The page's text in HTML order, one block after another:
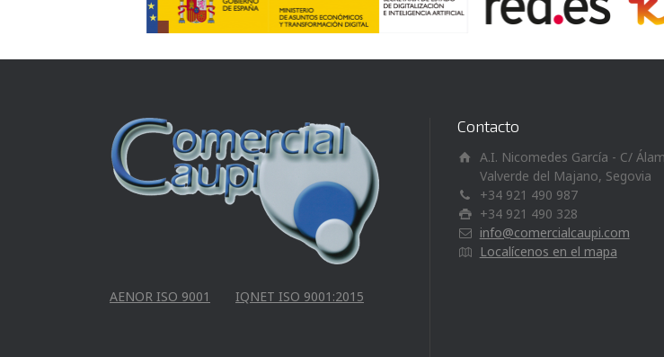
AENOR ISO 9001 IQNET ISO 9001:2015
Contacto
A.I. Nicomedes García - C/
Valverde del Majano, Segovia
+34 921 490 987
+34 921 490 328
info@comercialcaupi.com
Localícenos en el mapa